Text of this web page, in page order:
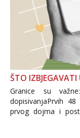
ŠTO
Granice su
dopisivanjaPrvih
prvog dojma i
Važno je izbjeći
informacija, jer